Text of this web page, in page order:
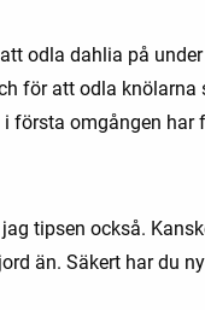
odla dahlia på
för att odla
första omgången
tipsen också.
än. Säkert har du